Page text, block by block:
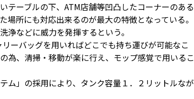
ーブルの下、ATM店舗等凹凸したコーナーのある
所にも対応出来るのが最大の特徴となっている。
などに威力を発揮するという。
ーバッグを用いればどこでも持ち運びが可能なこ
為、清掃・移動が楽に行え、モップ感覚で用いるこ
」の採用により、タンク容量１．２リットルなが